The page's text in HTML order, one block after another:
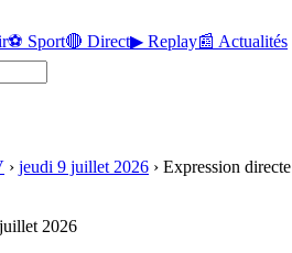
⚽ Sport🔴 Direct▶ Replay📰 Actualités
› jeudi 9 juillet 2026 › Expression directe
2026